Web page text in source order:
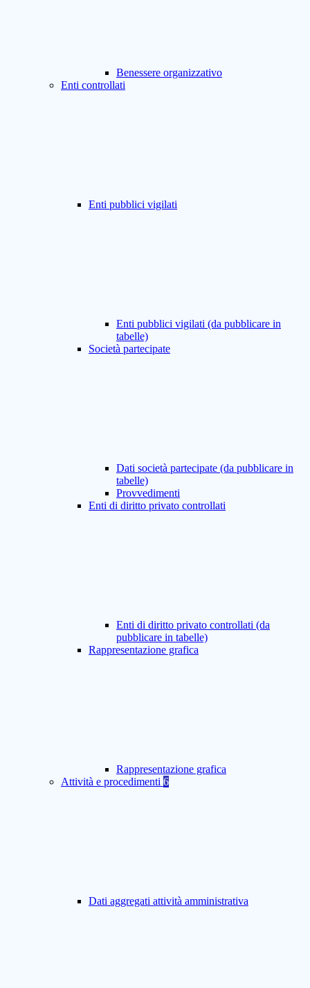
Benessere organizzativo
Enti controllati
Enti pubblici vigilati
Enti pubblici vigilati (da pubblicare in
tabelle)
Società partecipate
Dati società partecipate (da pubblicare in
tabelle)
Provvedimenti
Enti di diritto privato controllati
Enti di diritto privato controllati (da
pubblicare in tabelle)
Rappresentazione grafica
Rappresentazione grafica
Attività e procedimenti 6
Dati aggregati attività amministrativa